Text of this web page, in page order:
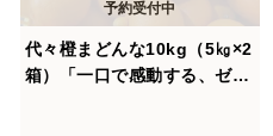
代々橙まどんな10kg（5㎏×2
箱）「一口で感動する、ゼリ